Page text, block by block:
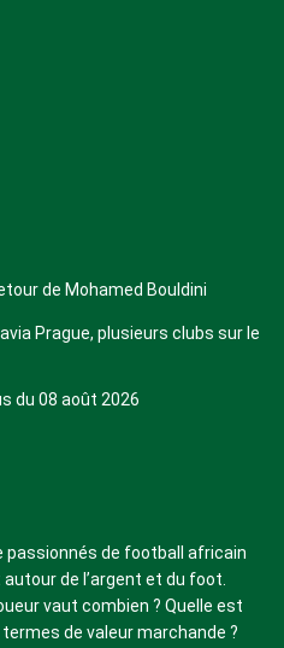
de Mohamed Bouldini
Prague, plusieurs clubs sur le
du 08 août 2026
passionnés de football africain
de l’argent et du foot.
vaut combien ? Quelle est
de valeur marchande ?